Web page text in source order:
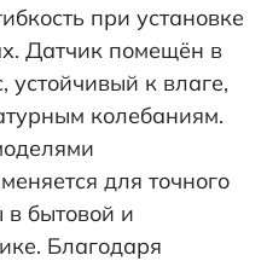
при установке
Датчик помещён в
к влаге,
колебаниям.
для точного
в бытовой и
Благодаря